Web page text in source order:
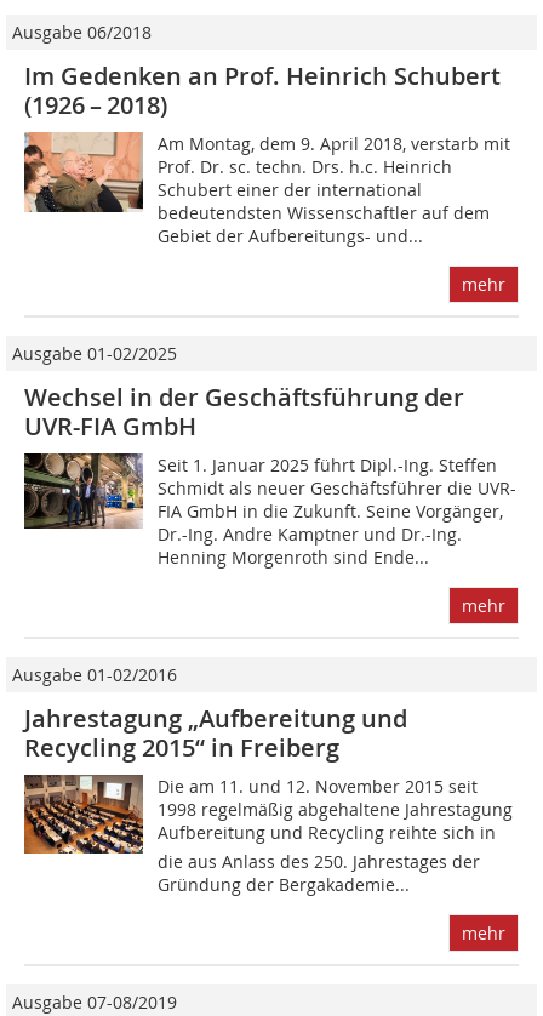
Ausgabe 06/2018
Im Gedenken an Prof. Heinrich Schubert
(1926 – 2018)
Am Montag, dem 9. April 2018, verstarb mit
Prof. Dr. sc. techn. Drs. h.c. Heinrich
Schubert einer der international
bedeutendsten Wissenschaftler auf dem
Gebiet der Aufbereitungs- und...
mehr
Ausgabe 01-02/2025
Wechsel in der Geschäftsführung der
UVR-FIA GmbH
Seit 1. Januar 2025 führt Dipl.-Ing. Steffen
Schmidt als neuer Geschäftsführer die UVR-
FIA GmbH in die Zukunft. Seine Vorgänger,
Dr.-Ing. Andre Kamptner und Dr.-Ing.
Henning Morgenroth sind Ende...
mehr
Ausgabe 01-02/2016
Jahrestagung „Aufbereitung und
Recycling 2015“ in Freiberg
Die am 11. und 12. November 2015 seit
1998 regelmäßig abgehaltene Jahrestagung
Aufbereitung und Recycling reihte sich in
die aus Anlass des 250. Jahrestages der
Gründung der Bergakademie...
mehr
Ausgabe 07-08/2019